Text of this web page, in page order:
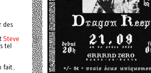
des
Steve
tel
fait..